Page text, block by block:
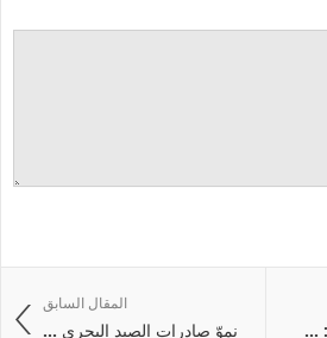
المقال السابق
نموّ صادرات الصيد البحري ... ...